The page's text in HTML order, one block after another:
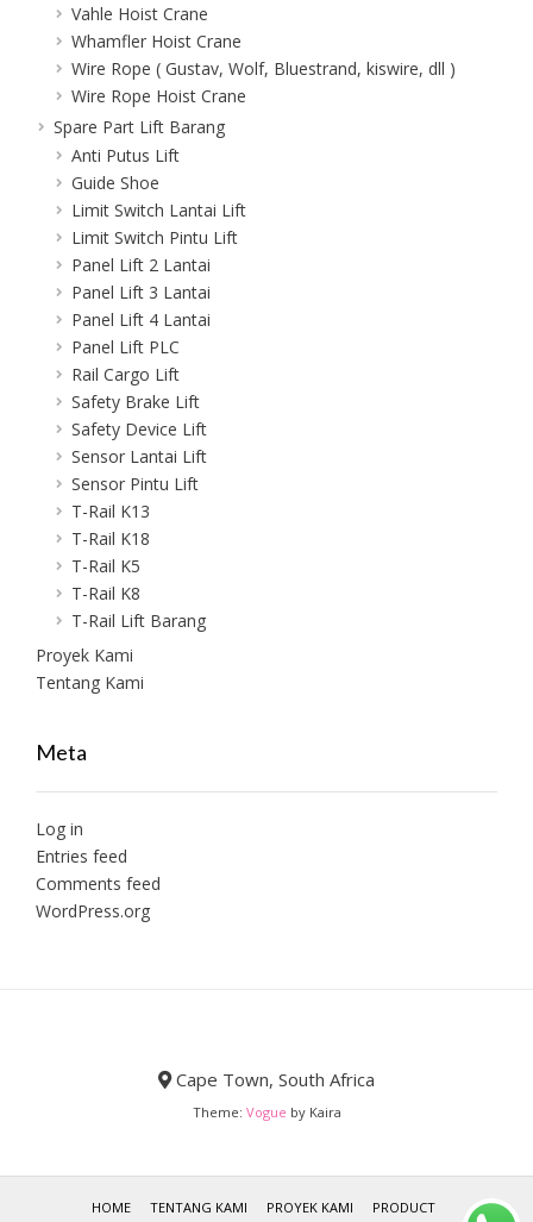
Vahle Hoist Crane
Whamfler Hoist Crane
Wire Rope ( Gustav, Wolf, Bluestrand, kiswire, dll )
Wire Rope Hoist Crane
Spare Part Lift Barang
Anti Putus Lift
Guide Shoe
Limit Switch Lantai Lift
Limit Switch Pintu Lift
Panel Lift 2 Lantai
Panel Lift 3 Lantai
Panel Lift 4 Lantai
Panel Lift PLC
Rail Cargo Lift
Safety Brake Lift
Safety Device Lift
Sensor Lantai Lift
Sensor Pintu Lift
T-Rail K13
T-Rail K18
T-Rail K5
T-Rail K8
T-Rail Lift Barang
Proyek Kami
Tentang Kami
Meta
Log in
Entries feed
Comments feed
WordPress.org
Cape Town, South Africa
Theme: Vogue by Kaira
HOME TENTANG KAMI PROYEK KAMI PRODUCT